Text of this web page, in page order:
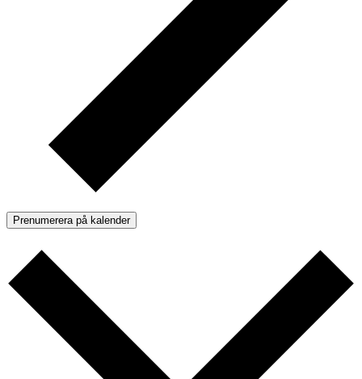
Prenumerera på kalender